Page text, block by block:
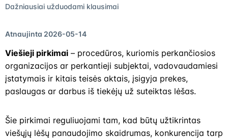
Dažniausiai užduodami klausimai
Atnaujinta 2026-05-14
Viešieji pirkimai – procedūros, kuriomis perkančiosios
organizacijos ar perkantieji subjektai, vadovaudamiesi
įstatymais ir kitais teisės aktais, įsigyja prekes,
paslaugas ar darbus iš tiekėjų už suteiktas lėšas.
Šie pirkimai reguliuojami tam, kad būtų užtikrintas
viešųjų lėšų panaudojimo skaidrumas, konkurencija tarp